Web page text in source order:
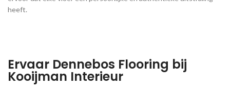
heeft.
Ervaar Dennebos Flooring bij
Kooijman Interieur